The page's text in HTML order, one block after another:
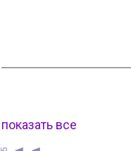
показать все